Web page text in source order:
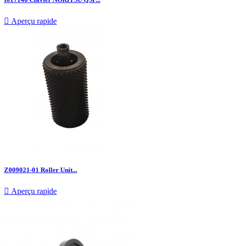
 Aperçu rapide
Z009021-01 Roller Unit...
 Aperçu rapide